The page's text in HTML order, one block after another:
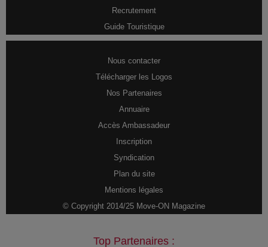
Recrutement
Guide Touristique
Nous contacter
Télécharger les Logos
Nos Partenaires
Annuaire
Accès Ambassadeur
Inscription
Syndication
Plan du site
Mentions légales
© Copyright 2014/25 Move-ON Magazine
Top Partenaires :